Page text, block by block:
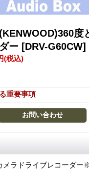
度
ー [DRV-G60CW]
(税込)
重要事項
メラドライブレコーダー